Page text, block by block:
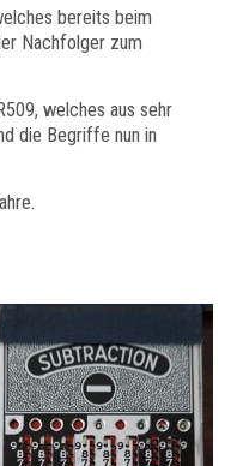
bereits beim
Nachfolger zum
welches aus sehr
die Begriffe nun in